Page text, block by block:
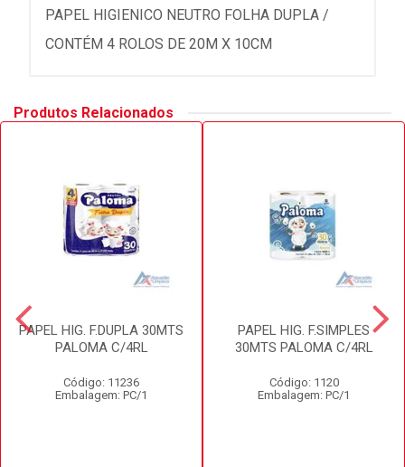
PAPEL HIGIENICO NEUTRO FOLHA DUPLA /
CONTÉM 4 ROLOS DE 20M X 10CM
Produtos Relacionados
PAPEL HIG. F.DUPLA 30MTS
PALOMA C/4RL
Código: 11236
Embalagem: PC/1
PAPEL HIG. F.SIMPLES
30MTS PALOMA C/4RL
Código: 1120
Embalagem: PC/1